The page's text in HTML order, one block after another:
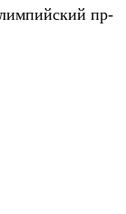
пр-